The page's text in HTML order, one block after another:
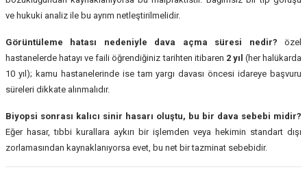
ve hukuki analiz ile bu ayrım netleştirilmelidir.
Görüntüleme hatası nedeniyle dava açma süresi nedir? özel
hastanelerde hatayı ve faili öğrendiğiniz tarihten itibaren 2 yıl (her halükarda
10 yıl); kamu hastanelerinde ise tam yargı davası öncesi idareye başvuru
süreleri dikkate alınmalıdır.
Biyopsi sonrası kalıcı sinir hasarı oluştu, bu bir dava sebebi midir?
Eğer hasar, tıbbi kurallara aykırı bir işlemden veya hekimin standart dışı
zorlamasından kaynaklanıyorsa evet, bu net bir tazminat sebebidir.